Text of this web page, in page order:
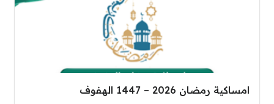
امساكية رمضان 2026 – 1447 الهفوف